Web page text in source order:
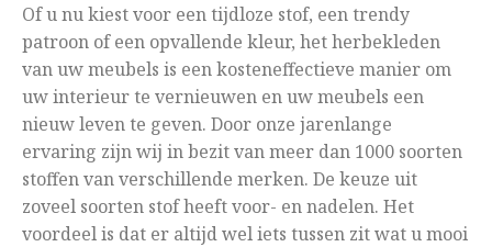
Of u nu kiest voor een tijdloze stof, een trendy
patroon of een opvallende kleur, het herbekleden
van uw meubels is een kosteneffectieve manier om
uw interieur te vernieuwen en uw meubels een
nieuw leven te geven. Door onze jarenlange
ervaring zijn wij in bezit van meer dan 1000 soorten
stoffen van verschillende merken. De keuze uit
zoveel soorten stof heeft voor- en nadelen. Het
voordeel is dat er altijd wel iets tussen zit wat u mooi